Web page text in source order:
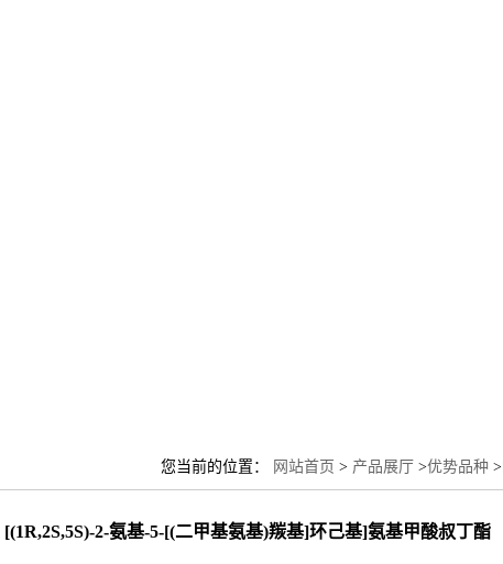
您当前的位置： 网站首页 > 产品展厅 >优势品种 >
[(1R,2S,5S)-2-氨基-5-[(二甲基氨基)羰基]环己基]氨基甲酸叔丁酯